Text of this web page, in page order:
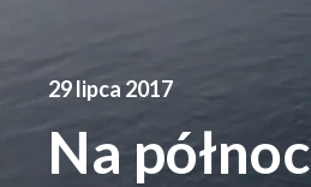
29 lipca 2017
Na północ